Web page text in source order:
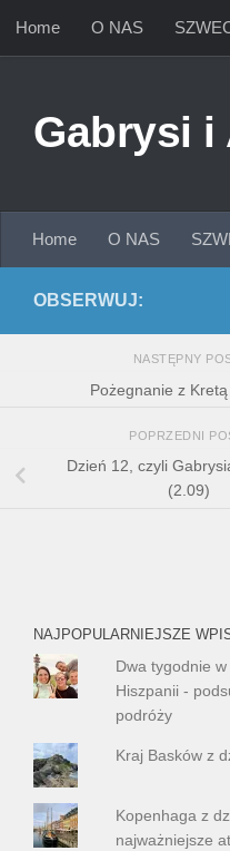
Przejdź do treści
Home O NAS
Gabrysi i
Home O NAS
OBSERWUJ:
NASTĘPNY
Pożegnanie z
POPRZEDNI
Dzień 12, czyli
(2.09)
NAJPOPULARNIEJSZE
Dwa tygodnie w
Hiszpanii -
podróży
Kraj Basków z
Kopenhaga z
najważniejsze